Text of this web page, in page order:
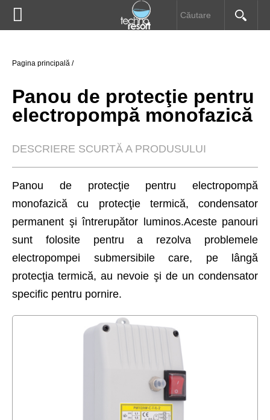


DESPRE NOI
DOWNLOAD
CONTACT
Pompe submersibile
Electropompe
Pagina principală /
Panou de protecţie pentru
electropompă monofazică
DESCRIERE SCURTĂ A PRODUSULUI
Panou de protecţie pentru electropompă
monofazică cu protecţie termică, condensator
permanent şi întrerupător luminos.Aceste panouri
sunt folosite pentru a rezolva problemele
electropompei submersibile care, pe lângă
protecţia termică, au nevoie şi de un condensator
specific pentru pornire.